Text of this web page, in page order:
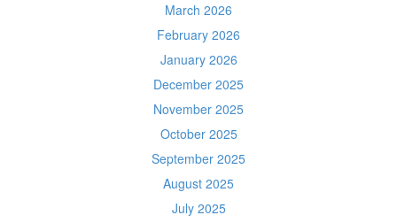
March 2026
February 2026
January 2026
December 2025
November 2025
October 2025
September 2025
August 2025
July 2025